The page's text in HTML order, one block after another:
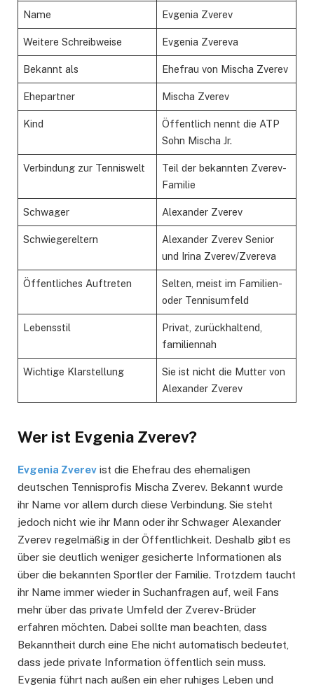
Name Evgenia Zverev
Weitere Schreibweise Evgenia Zvereva
Bekannt als Ehefrau von Mischa Zverev
Ehepartner Mischa Zverev
Kind
Öffentlich nennt die ATP
Sohn Mischa Jr.
Verbindung zur Tenniswelt
Teil der bekannten Zverev-
Familie
Schwager Alexander Zverev
Schwiegereltern
Alexander Zverev Senior
und Irina Zverev/Zvereva
Öffentliches Auftreten
Selten, meist im Familien-
oder Tennisumfeld
Lebensstil
Privat, zurückhaltend,
familiennah
Wichtige Klarstellung
Sie ist nicht die Mutter von
Alexander Zverev
Wer ist Evgenia Zverev?
Evgenia Zverev ist die Ehefrau des ehemaligen
deutschen Tennisprofis Mischa Zverev. Bekannt wurde
ihr Name vor allem durch diese Verbindung. Sie steht
jedoch nicht wie ihr Mann oder ihr Schwager Alexander
Zverev regelmäßig in der Öffentlichkeit. Deshalb gibt es
über sie deutlich weniger gesicherte Informationen als
über die bekannten Sportler der Familie. Trotzdem taucht
ihr Name immer wieder in Suchanfragen auf, weil Fans
mehr über das private Umfeld der Zverev-Brüder
erfahren möchten. Dabei sollte man beachten, dass
Bekanntheit durch eine Ehe nicht automatisch bedeutet,
dass jede private Information öffentlich sein muss.
Evgenia führt nach außen ein eher ruhiges Leben und